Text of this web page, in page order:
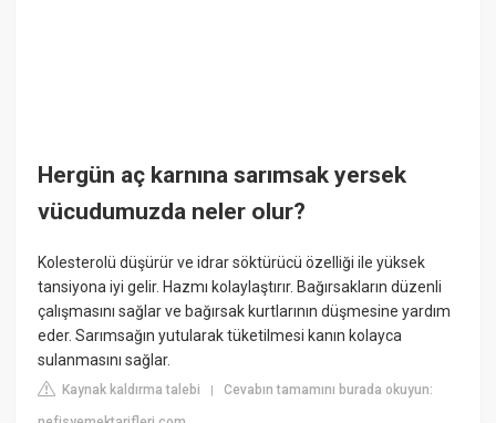
Hergün aç karnına sarımsak yersek
vücudumuzda neler olur?
Kolesterolü düşürür ve idrar söktürücü özelliği ile yüksek
tansiyona iyi gelir. Hazmı kolaylaştırır. Bağırsakların düzenli
çalışmasını sağlar ve bağırsak kurtlarının düşmesine yardım
eder. Sarımsağın yutularak tüketilmesi kanın kolayca
sulanmasını sağlar.
Kaynak kaldırma talebi |Cevabın tamamını burada okuyun: